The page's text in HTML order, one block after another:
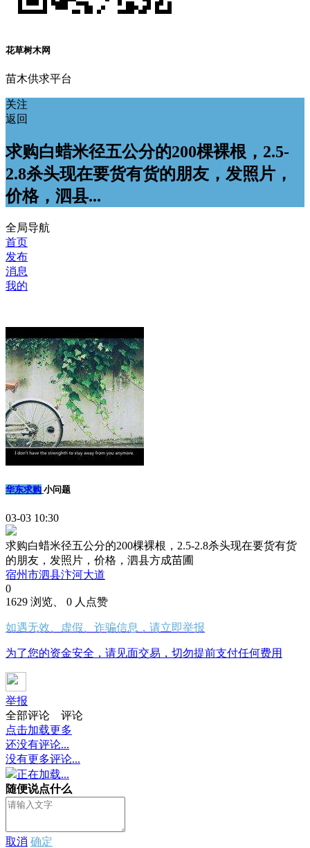
花草树木网
苗木供求平台
关注
返回
求购白蜡米径五公分的200棵裸根，2.5-
2.8杀头现在要货有货的朋友，发照片，
价格，泗县...
全局导航
首页
发布
消息
我的
华东求购 小问题
03-03 10:30
求购白蜡米径五公分的200棵裸根，2.5-2.8杀头现在要货有货
的朋友，发照片，价格，泗县方成苗圃
宿州市泗县汴河大道
0
1629 浏览、 0 人点赞
如遇无效、虚假、诈骗信息，请立即举报
为了您的资金安全，请见面交易，切勿提前支付任何费用
举报
全部评论
评论
点击加载更多
还没有评论...
没有更多评论...
正在加载...
随便说点什么
取消 确定